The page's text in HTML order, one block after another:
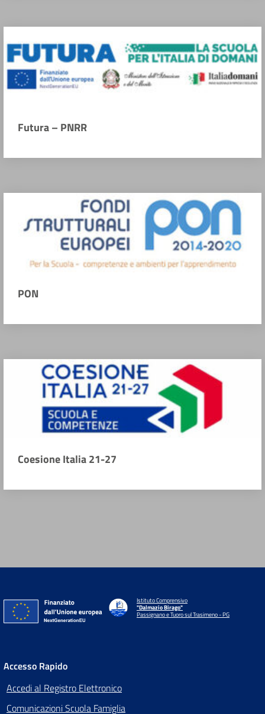
Futura – PNRR
PON
Coesione Italia 21-27
Istituto Comprensivo
"Dalmazio Birago"
Passignano e Tuoro sul Trasimeno - PG
Accesso Rapido
Accedi al Registro Elettronico
Comunicazioni Scuola Famiglia